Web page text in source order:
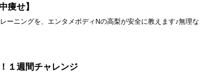
痩せ】
ーニングを、エンタメボディNの高梨が安全に教えます♪無理な
１週間チャレンジ